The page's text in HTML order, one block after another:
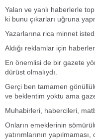
Yalan ve yanlı haberlerle
ki bunu çıkarları uğruna
Yazarlarına rica minnet
Aldığı reklamlar için
En önemlisi de bir gazete
dürüst olmalıydı.
Gerçi ben tamamen
ve beklentim yoktu ama
Muhabirleri, habercileri,
Onların emeklerinin
yatırımlarının